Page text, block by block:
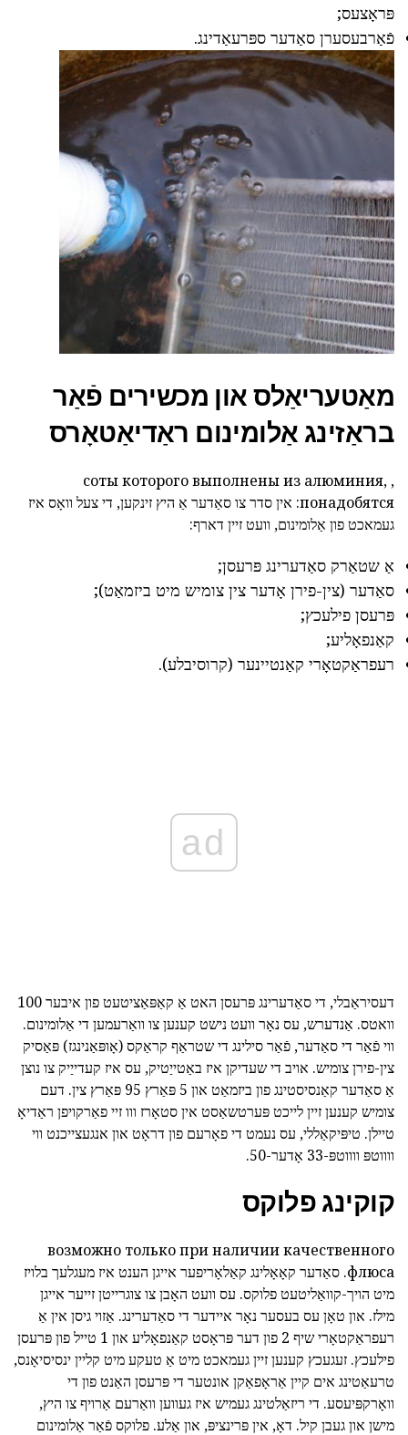
פּראָצעס;
פֿאַרבעסערן סאַדער ספּרעאַדינג.
מאַטעריאַלס און מכשירים פֿאַר
בראַזינג אַלומינום ראַדיאַטאָרס
, соты которого выполнены из алюминия,
понадобятся: אין סדר צו
סאַדער אַ היץ זינקען, די צעל וואָס איז
געמאכט פון אַלומינום, וועט זיין דארף:
אַ שטאַרק סאַדערינג פּרעסן;
סאַדער (צין-פירן אָדער צין צומיש מיט ביזמאַט);
פּרעסן פילעכץ;
קאַנפאָליע;
רעפראַקטאָרי קאַנטיינער (קרוסיבלע).
ad
דעסיראַבלי, די סאַדערינג פּרעסן האט אַ קאַפּאַציטעט פון איבער 100
וואטס. אַנדערש, עס נאָר וועט נישט קענען צו וואַרעמען די אַלומינום.
ווי פֿאַר די סאַדער, פֿאַר סילינג די שטראַף קראַקס (אָופּאַנינגז) פּאַסיק
צין-פירן צומיש. אויב די שעדיקן איז באַטייַטיק, עס איז קעדייַיק צו נוצן
אַ סאַדער קאַנסיסטינג פון ביזמאַט און 5 פּאַרץ 95 פּאַרץ צין. דעם
צומיש קענען זיין לייכט פּערטשאַסט אין סטאָרז ווו זיי פאַרקויפן ראַדיאָ
טיילן. טיפּיקאַללי, עס נעמט די פאָרעם פון דראָט און אנגעצייכנט ווי
ווווטפּ ווווטפּ-33 אָדער-50.
קוקינג פלוקס
возможно только при наличии качественного
флюса. סאַדער קאָאָלינג קאַלאָריפער אייגן הענט איז מעגלעך בלויז
מיט הויך-קוואַליטעט פלוקס. עס וועט האָבן צו צוגרייטן זייער אייגן
מילז. און טאָן עס בעסער נאָר איידער די סאַדערינג. אַזוי גיסן אין אַ
רעפראַקטאָרי שיף 2 פון דער פּראָסט קאַנפאָליע און 1 טייל פון פּרעסן
פילעכץ. זעגעכץ קענען זיין געמאכט מיט אַ טעקע מיט קליין ינסיסיאָנס,
טרעאַטינג אים קיין אַראָפאַקן אונטער די פּרעסן האַנט פון די
וואָרקפּיעסע. די ריזאַלטינג געמיש איז געווען וואַרעם אַרויף צו היץ,
מישן און געבן קיל. דאָ, אין פּרינציפּ, און אַלע. פלוקס פֿאַר אַלומינום